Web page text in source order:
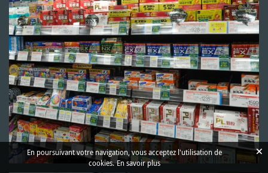
En poursuivant votre navigation, vous acceptez l'utilisation de
cookies. En savoir plus
×